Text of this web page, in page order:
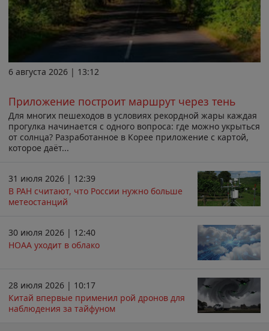
6 августа 2026 | 13:12
Приложение построит маршрут через тень
Для многих пешеходов в условиях рекордной жары каждая
прогулка начинается с одного вопроса: где можно укрыться
от солнца? Разработанное в Корее приложение с картой,
которое даёт...
31 июля 2026 | 12:39
В РАН считают, что России нужно больше
метеостанций
30 июля 2026 | 12:40
НОАА уходит в облако
28 июля 2026 | 10:17
Китай впервые применил рой дронов для
наблюдения за тайфуном